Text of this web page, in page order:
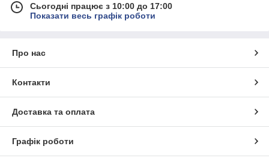
Сьогодні працює з 10:00 до 17:00
Показати весь графік роботи
Про нас
Контакти
Доставка та оплата
Графік роботи